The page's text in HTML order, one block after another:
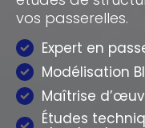
vos passerelles.
Expert en
Modélisation
Maîtrise
Études